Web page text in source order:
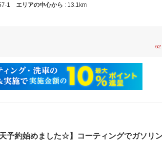
1
エリアの中心から : 13.1km
62
予約始めました☆】コーティングでガソ